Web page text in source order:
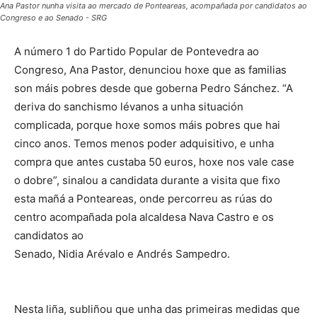
Ana Pastor nunha visita ao mercado de Ponteareas, acompañada por candidatos ao
Congreso e ao Senado - SRG
A número 1 do Partido Popular de Pontevedra ao
Congreso, Ana Pastor, denunciou hoxe que as familias
son máis pobres desde que goberna Pedro Sánchez. “A
deriva do sanchismo lévanos a unha situación
complicada, porque hoxe somos máis pobres que hai
cinco anos. Temos menos poder adquisitivo, e unha
compra que antes custaba 50 euros, hoxe nos vale case
o dobre”, sinalou a candidata durante a visita que fixo
esta mañá a Ponteareas, onde percorreu as rúas do
centro acompañada pola alcaldesa Nava Castro e os
candidatos ao
Senado, Nidia Arévalo e Andrés Sampedro.
Nesta liña, subliñou que unha das primeiras medidas que